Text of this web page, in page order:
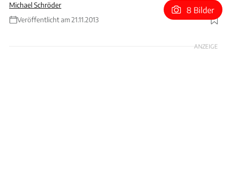
Michael Schröder
Veröffentlicht am 21.11.2013
Foto: Arturo Rivas
8 Bilder
ANZEIGE